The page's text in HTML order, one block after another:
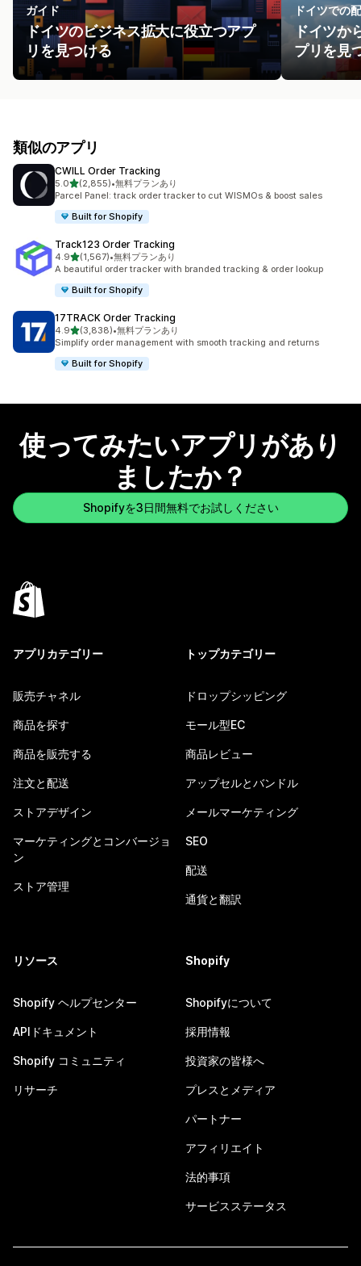
ガイド
ドイツのビジネス拡大に役立つアプ
リを見つける
ドイツでの
ドイツか
プリを見
類似のアプリ
CWILL Order Tracking
5.05つ星中
(2,855)
合計レビュー数：2855件
•無料プランあり
Parcel Panel: track order tracker to cut WISMOs & boost sales
Built for Shopify
Track123 Order Tracking
4.95つ星中
(1,567)
合計レビュー数：1567件
•無料プランあり
A beautiful order tracker with branded tracking & order lookup
Built for Shopify
17TRACK Order Tracking
4.95つ星中
(3,838)
合計レビュー数：3838件
•無料プランあり
Simplify order management with smooth tracking and returns
Built for Shopify
使ってみたいアプリがあり
ましたか？
Shopifyを3日間無料でお試しください
アプリカテゴリー
販売チャネル
商品を探す
商品を販売する
注文と配送
ストアデザイン
マーケティングとコンバージョ
ン
ストア管理
トップカテゴリー
ドロップシッピング
モール型EC
商品レビュー
アップセルとバンドル
メールマーケティング
SEO
配送
通貨と翻訳
リソース
Shopify ヘルプセンター
APIドキュメント
Shopify コミュニティ
リサーチ
Shopify
Shopifyについて
採用情報
投資家の皆様へ
プレスとメディア
パートナー
アフィリエイト
法的事項
サービスステータス